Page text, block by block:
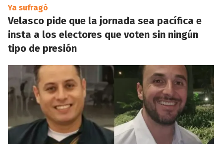
Ya sufragó
Velasco pide que la jornada sea pacífica e
insta a los electores que voten sin ningún
tipo de presión